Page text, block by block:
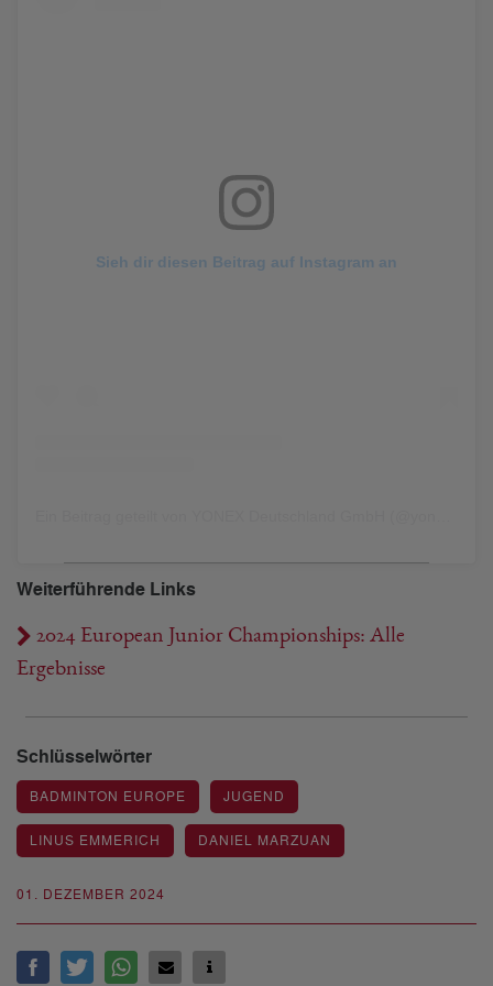
01. DEZEMBER 2024
Sieh dir diesen Beitrag auf Instagram an
Weiterführende Links
2024 European Junior Championships: Alle
Ergebnisse
Schlüsselwörter
BADMINTON EUROPE JUGEND
LINUS EMMERICH DANIEL MARZUAN